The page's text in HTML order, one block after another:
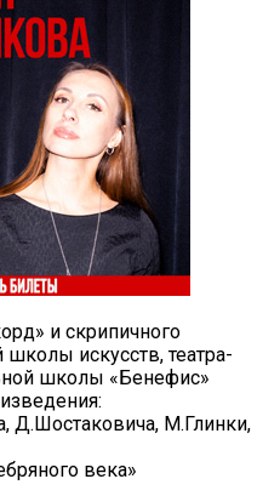
и скрипичного
искусств, театра-
школы «Бенефис»
Д.Шостаковича, М.Глинки,
века»